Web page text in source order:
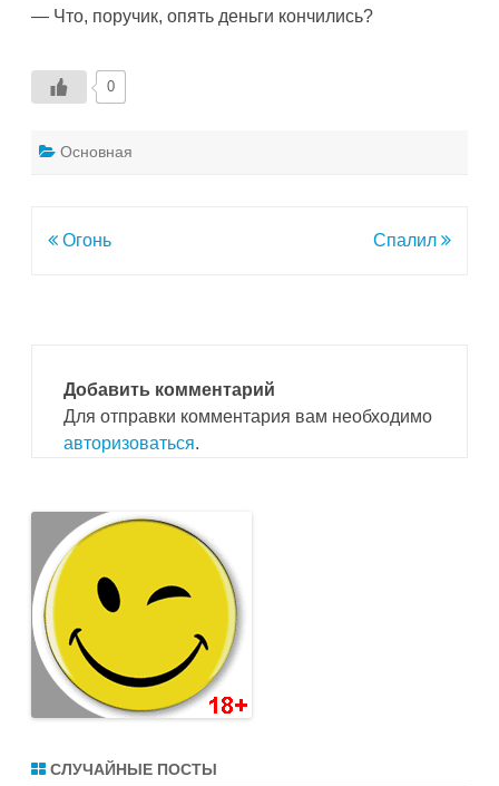
— Что, поручик, опять деньги кончились?
0
Основная
Навигация
Огонь Спалил
Добавить комментарий
Для отправки комментария вам необходимо
авторизоваться.
СЛУЧАЙНЫЕ ПОСТЫ